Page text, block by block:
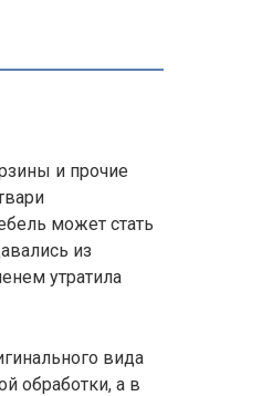
и прочие
может стать
из
утратила
вида
обработки, а в